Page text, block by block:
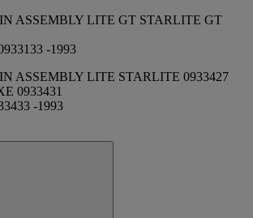
ASSEMBLY LITE GT STARLITE GT
-1993
ASSEMBLY LITE STARLITE 0933427
0933431
-1993